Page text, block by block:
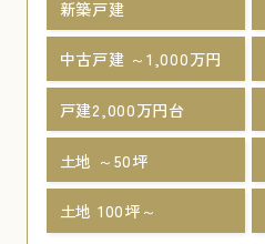
新築戸建
中古戸建 ～1,000万円
戸建2,000万円台
土地 ～50坪
土地 100坪～